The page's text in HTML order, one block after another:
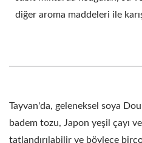
diğer aroma maddeleri ile
Tayvan'da, geleneksel soya
badem tozu, Japon yeşil çayı
tatlandırılabilir ve böylece